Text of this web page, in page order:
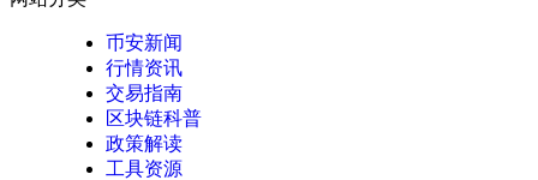
币安新闻
行情资讯
交易指南
区块链科普
政策解读
工具资源